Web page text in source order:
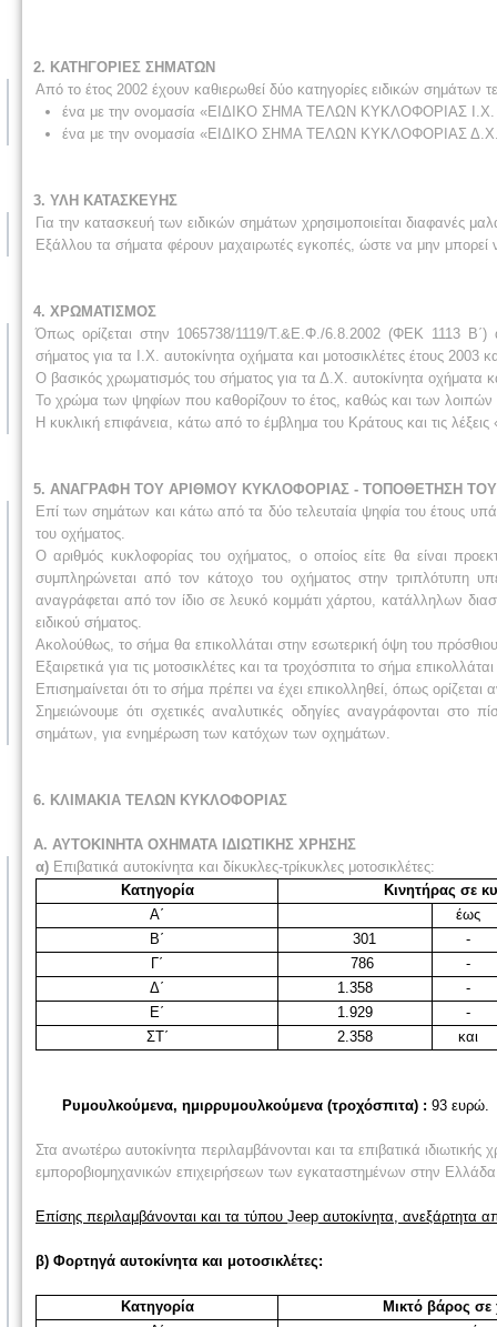
2. ΚΑΤΗΓΟΡΙΕΣ ΣΗΜΑΤΩΝ
Από το έτος 2002 έχουν καθιερωθεί δύο κατηγορίες ειδικών σημάτων
ένα με την ονομασία «ΕΙΔΙΚΟ ΣΗΜΑ ΤΕΛΩΝ ΚΥΚΛΟΦΟΡΙΑΣ
ένα με την ονομασία «ΕΙΔΙΚΟ ΣΗΜΑ ΤΕΛΩΝ ΚΥΚΛΟΦΟΡΙΑΣ
3. ΥΛΗ ΚΑΤΑΣΚΕΥΗΣ
Για την κατασκευή των ειδικών σημάτων χρησιμοποιείται διαφανές
Εξάλλου τα σήματα φέρουν μαχαιρωτές εγκοπές, ώστε να μην
4. ΧΡΩΜΑΤΙΣΜΟΣ
Όπως ορίζεται στην 1065738/1119/Τ.&Ε.Φ./6.8.2002 (ΦΕΚ 1113 Β΄)
σήματος για τα Ι.Χ. αυτοκίνητα οχήματα και μοτοσικλέτες έτους 2003
Ο βασικός χρωματισμός του σήματος για τα Δ.Χ. αυτοκίνητα οχήματα και
Το χρώμα των ψηφίων που καθορίζουν το έτος, καθώς και των λοιπών
Η κυκλική επιφάνεια, κάτω από το έμβλημα του Κράτους και τις
5. ΑΝΑΓΡΑΦΗ ΤΟΥ ΑΡΙΘΜΟΥ ΚΥΚΛΟΦΟΡΙΑΣ - ΤΟΠΟΘΕΤΗΣΗ
Επί των σημάτων και κάτω από τα δύο τελευταία ψηφία του έτους
του οχήματος.
Ο αριθμός κυκλοφορίας του οχήματος, ο οποίος είτε θα είναι
συμπληρώνεται από τον κάτοχο του οχήματος στην τριπλότυπη
αναγράφεται από τον ίδιο σε λευκό κομμάτι χάρτου, κατάλληλων
ειδικού σήματος.
Ακολούθως, το σήμα θα επικολλάται στην εσωτερική όψη του
Εξαιρετικά για τις μοτοσικλέτες και τα τροχόσπιτα το σήμα
Επισημαίνεται ότι το σήμα πρέπει να έχει επικολληθεί, όπως
Σημειώνουμε ότι σχετικές αναλυτικές οδηγίες αναγράφονται
σημάτων, για ενημέρωση των κατόχων των οχημάτων.
6. ΚΛΙΜΑΚΙΑ ΤΕΛΩΝ ΚΥΚΛΟΦΟΡΙΑΣ
Α. ΑΥΤΟΚΙΝΗΤΑ ΟΧΗΜΑΤΑ ΙΔΙΩΤΙΚΗΣ ΧΡΗΣΗΣ
α) Επιβατικά αυτοκίνητα και δίκυκλες-τρίκυκλες μοτοσικλέτες:
Κατηγορία
Κινητήρας σε
Α΄
έως
Β΄
301
-
Γ΄
786
-
Δ΄
1.358
-
Ε΄
1.929
-
ΣΤ΄
2.358 και
Ρυμουλκούμενα, ημιρρυμουλκούμενα (τροχόσπιτα) : 93 ευρώ.
Στα ανωτέρω αυτοκίνητα περιλαμβάνονται και τα επιβατικά
εμποροβιομηχανικών επιχειρήσεων των εγκαταστημένων στην
Επίσης περιλαμβάνονται και τα τύπου Jeep αυτοκίνητα, ανεξάρτητα
β) Φορτηγά αυτοκίνητα και μοτοσικλέτες:
Κατηγορία
Μικτό βάρος σε